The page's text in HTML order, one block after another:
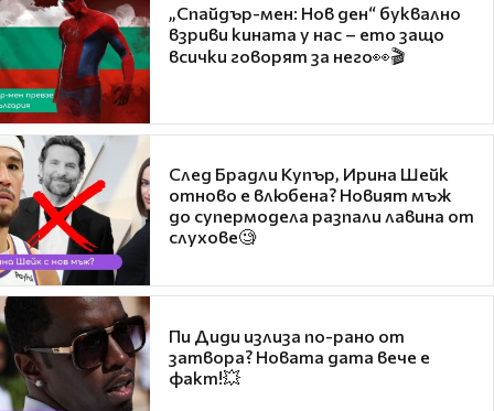
„Спайдър-мен: Нов ден“ буквално
взриви кината у нас – ето защо
всички говорят за него👀🎬
След Брадли Купър, Ирина Шейк
отново е влюбена? Новият мъж
до супермодела разпали лавина от
слухове🧐
Пи Диди излиза по-рано от
затвора? Новата дата вече е
факт!💥